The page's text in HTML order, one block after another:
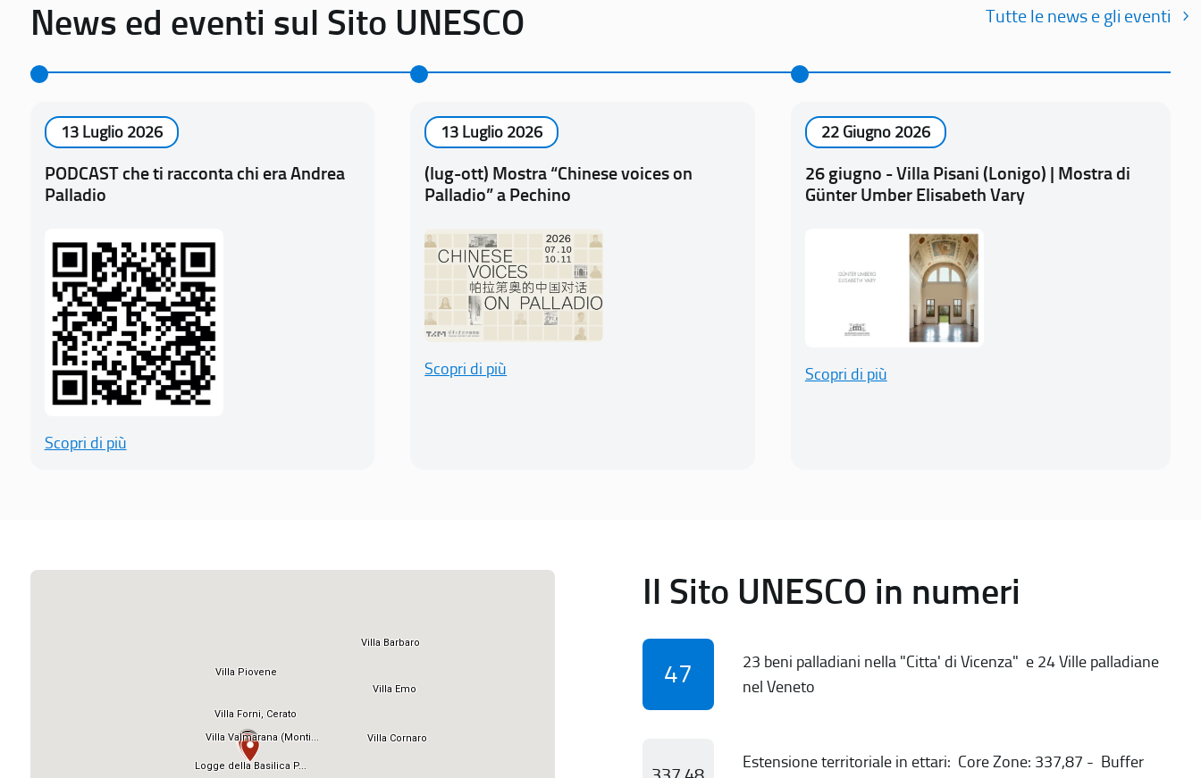
News ed eventi sul Sito UNESCO Tutte le news e gli eventi
13 Luglio 2026
PODCAST che ti racconta chi era Andrea
Palladio
Scopri di più
13 Luglio 2026
(lug-ott) Mostra “Chinese voices on
Palladio” a Pechino
Scopri di più
22 Giugno 2026
26 giugno - Villa Pisani (Lonigo) | Mostra di
Günter Umber Elisabeth Vary
Scopri di più
Il Sito UNESCO in numeri
47
23 beni palladiani nella "Citta' di Vicenza" e 24 Ville palladiane
nel Veneto
Estensione territoriale in ettari: Core Zone: 337,87 - Buffer